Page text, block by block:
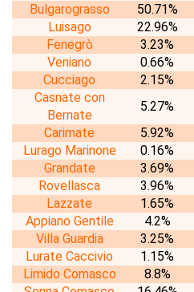
Bulgarograsso
50.71%
Luisago
22.96%
Fenegrò
3.23%
Veniano
0.66%
Cucciago
2.15%
Casnate con
Bernate
5.27%
Carimate
5.92%
Lurago Marinone
0.16%
Grandate
3.69%
Rovellasca
3.96%
Lazzate
1.65%
Appiano Gentile
4.2%
Villa Guardia
3.25%
Lurate Caccivio
1.15%
Limido Comasco
8.8%